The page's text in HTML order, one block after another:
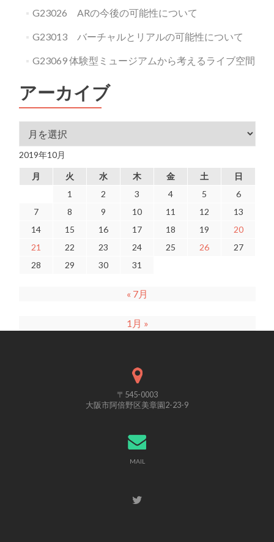
G23026 ARの今後の可能性について
G23013 バーチャルとリアルの可能性について
G23069 体験型ミュージアムから考えるライブ空間
アーカイブ
アーカイブ
2019年10月
月 火 水 木 金 土
日
1
2 3 4 5
6
7
8 9 10 11 12
13
14
15 16 17 18 19
20
21
22 23 24 25 26
27
28
29 30 31
« 7月
1月 »
〒545-0003
大阪市阿倍野区美章園2-23-9
MAIL